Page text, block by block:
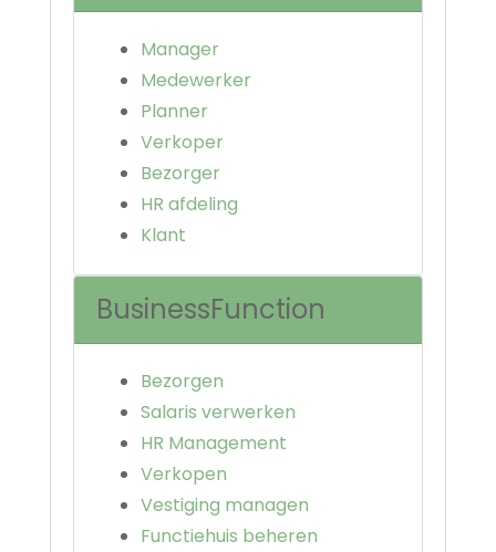
Manager
Medewerker
Planner
Verkoper
Bezorger
HR afdeling
Klant
BusinessFunction
Bezorgen
Salaris verwerken
HR Management
Verkopen
Vestiging managen
Functiehuis beheren